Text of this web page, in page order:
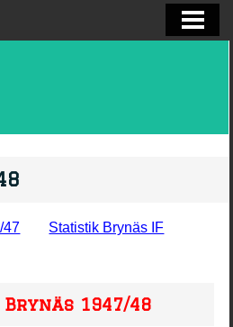
47
Statistik Brynäs IF
1947/48